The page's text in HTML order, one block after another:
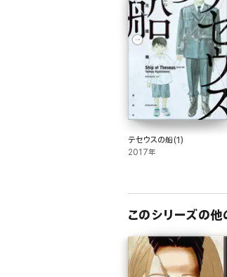
テセウスの船(1)
2017年
このシリーズの他